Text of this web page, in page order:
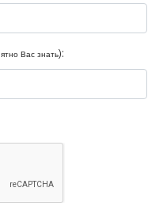
Вас знать):